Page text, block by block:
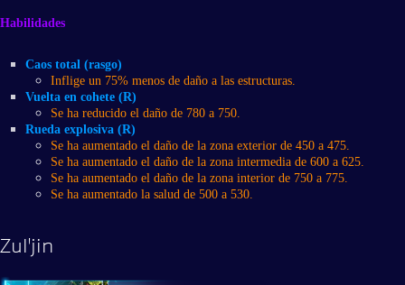
Habilidades
Caos total (rasgo)
Inflige un 75% menos de daño a las estructuras.
Vuelta en cohete (R)
Se ha reducido el daño de 780 a 750.
Rueda explosiva (R)
Se ha aumentado el daño de la zona exterior de 450 a 475.
Se ha aumentado el daño de la zona intermedia de 600 a 625.
Se ha aumentado el daño de la zona interior de 750 a 775.
Se ha aumentado la salud de 500 a 530.
Zul'jin